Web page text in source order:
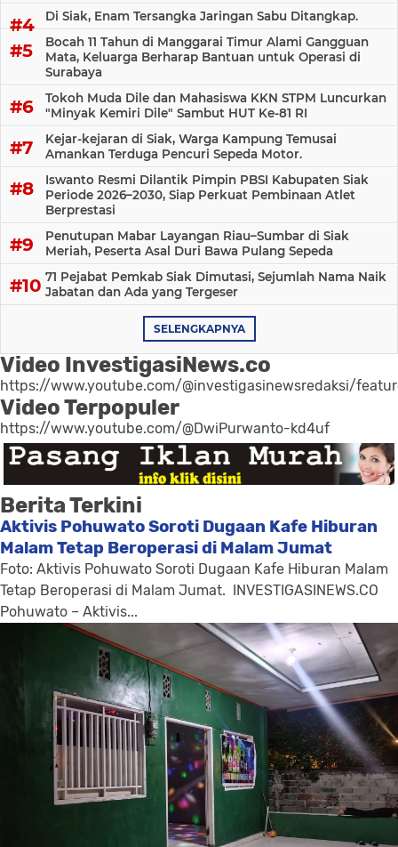
Di Siak, Enam Tersangka Jaringan Sabu Ditangkap.
Bocah 11 Tahun di Manggarai Timur Alami Gangguan
Mata, Keluarga Berharap Bantuan untuk Operasi di
Surabaya
Tokoh Muda Dile dan Mahasiswa KKN STPM Luncurkan
"Minyak Kemiri Dile" Sambut HUT Ke-81 RI
Kejar-kejaran di Siak, Warga Kampung Temusai
Amankan Terduga Pencuri Sepeda Motor.
Iswanto Resmi Dilantik Pimpin PBSI Kabupaten Siak
Periode 2026–2030, Siap Perkuat Pembinaan Atlet
Berprestasi
Penutupan Mabar Layangan Riau–Sumbar di Siak
Meriah, Peserta Asal Duri Bawa Pulang Sepeda
71 Pejabat Pemkab Siak Dimutasi, Sejumlah Nama Naik
Jabatan dan Ada yang Tergeser
SELENGKAPNYA
Video InvestigasiNews.co
https://www.youtube.com/@investigasinewsredaksi/
Video Terpopuler
https://www.youtube.com/@DwiPurwanto-kd4uf
Berita Terkini
Aktivis Pohuwato Soroti Dugaan Kafe Hiburan
Malam Tetap Beroperasi di Malam Jumat
Foto: Aktivis Pohuwato Soroti Dugaan Kafe Hiburan Malam
Tetap Beroperasi di Malam Jumat. INVESTIGASINEWS.CO
Pohuwato – Aktivis...